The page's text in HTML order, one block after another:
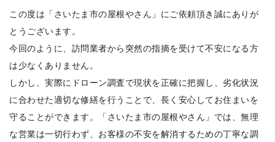
この度は「さいたま市の屋根やさん」にご依頼頂き誠にありが
とうございます。
今回のように、訪問業者から突然の指摘を受けて不安になる方
は少なくありません。
しかし、実際にドローン調査で現状を正確に把握し、劣化状況
に合わせた適切な修繕を行うことで、長く安心してお住まいを
守ることができます。「さいたま市の屋根やさん」では、無理
な営業は一切行わず、お客様の不安を解消するための丁寧な調